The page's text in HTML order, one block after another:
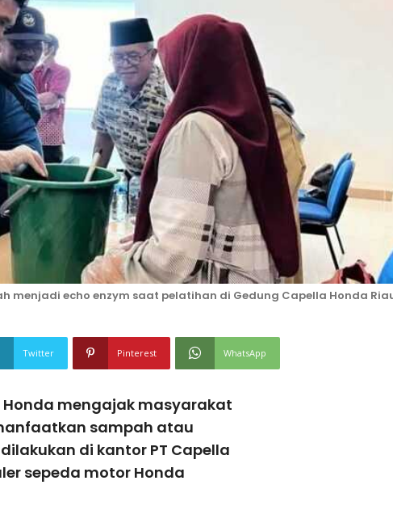
menjadi echo enzym saat pelatihan di Gedung Capella Honda
Twitter Pinterest WhatsApp
Honda mengajak masyarakat
sampah atau
di kantor PT Capella
sepeda motor Honda